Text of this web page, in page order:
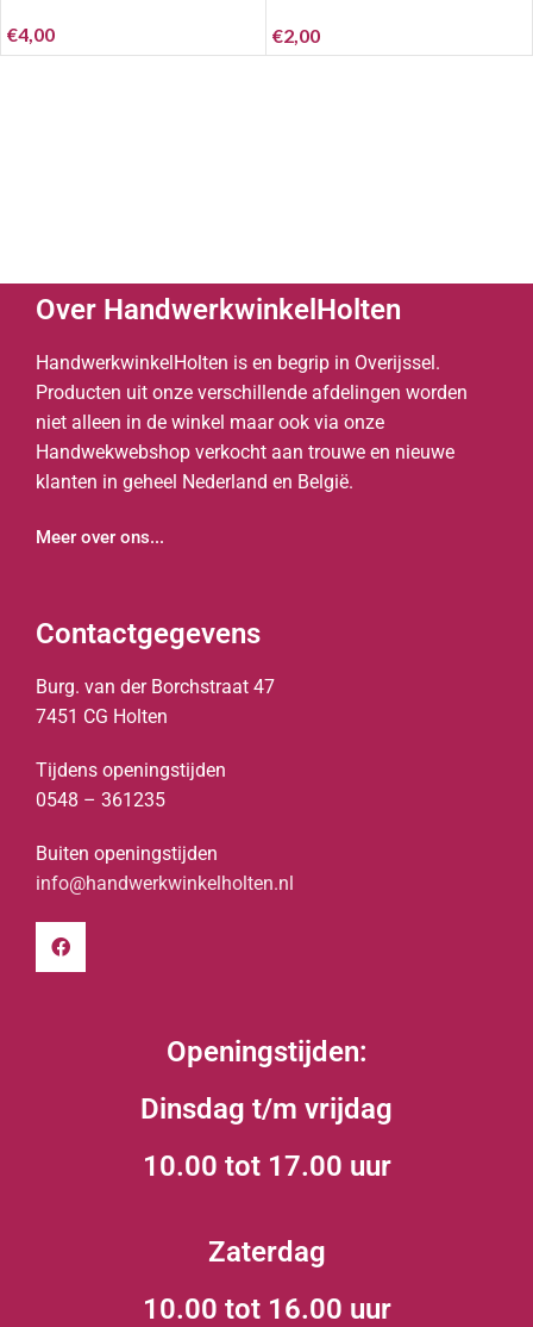
€4,00 €2,00
Over HandwerkwinkelHolten
HandwerkwinkelHolten is en begrip in Overijssel.
Producten uit onze verschillende afdelingen worden
niet alleen in de winkel maar ook via onze
Handwekwebshop verkocht aan trouwe en nieuwe
klanten in geheel Nederland en België.
Meer over ons...
Contactgegevens
Burg. van der Borchstraat 47
7451 CG Holten
Tijdens openingstijden
0548 – 361235
Buiten openingstijden
info@handwerkwinkelholten.nl
Openingstijden:
Dinsdag t/m vrijdag
10.00 tot 17.00 uur
Zaterdag
10.00 tot 16.00 uur